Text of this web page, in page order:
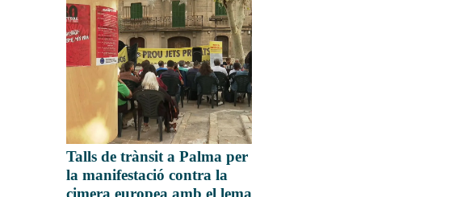
Talls de trànsit a Palma per
la manifestació contra la
cimera europea amb el lema